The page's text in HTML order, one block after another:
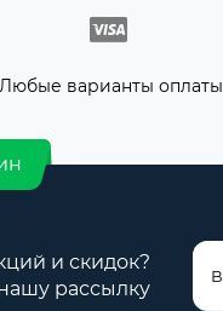
Любые варианты оплаты
и скидок?
рассылку